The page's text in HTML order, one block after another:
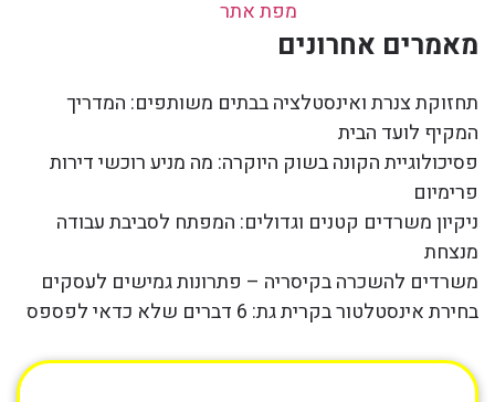
מפת אתר
מאמרים אחרונים
תחזוקת צנרת ואינסטלציה בבתים משותפים: המדריך
המקיף לועד הבית
פסיכולוגיית הקונה בשוק היוקרה: מה מניע רוכשי דירות
פרימיום
ניקיון משרדים קטנים וגדולים: המפתח לסביבת עבודה
מנצחת
משרדים להשכרה בקיסריה – פתרונות גמישים לעסקים
בחירת אינסטלטור בקרית גת: 6 דברים שלא כדאי לפספס